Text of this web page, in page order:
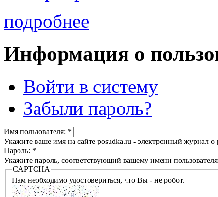
подробнее
Информация о
Войти в систему
Забыли пароль?
Имя пользователя: *
Укажите ваше имя на сайте posudka.ru - электронный журнал
Пароль: *
Укажите пароль, соответствующий вашему имени
CAPTCHA
Нам необходимо удостовериться, что Вы - не робот.